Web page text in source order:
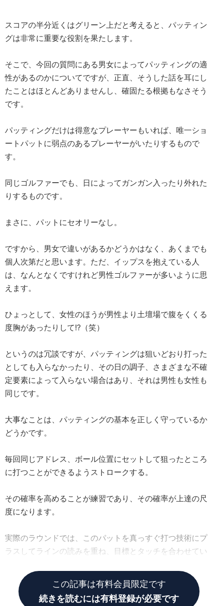
スコアの半分近くはグリーン上だと考えると、パッティン
グは非常に重要な役割を果たします。
そこで、今回の質問にある男女によってパッティングの適
性があるのかについてですが、正直、そうした話を耳にし
たことはほとんどありませんし、確固たる根拠もなさそう
です。
パッティングだけは得意なプレーヤーもいれば、唯一ショ
ートパットに弱点のあるプレーヤーがいたりするもので
す。
同じゴルファーでも、日によってガンガン入ったり外れた
りするものです。
まさに、パットにセオリーなし。
ですから、男女で違いがあるかどうかはなく、あくまでも
個人次第だと思います。ただ、イップスを抱えている人
は、なんとなくですけれど男性ゴルファーが多いように思
えます。
ひょっとして、女性のほうが男性より土壇場で腹をくくる
度胸があったりして!?（笑）
というのは冗談ですが、パッティングは狙いどおり打った
としても入らなかったり、その日の調子、さまざまな不確
定要素によって入らない場合はあり、それは男性も女性も
同じです。
大事なことは、パッティングの基本を正しく守っているか
どうかです。
毎回同じアドレス、ボール位置にセットして狙ったところ
に打つことができるようストロークする。
その確率を高めることが練習であり、その確率が上達の尺
度になります。
実際のラウンドでは、このパットを真っすぐ打つ技術にプ
ラスしてラインの読みを重ね、目標とタッチを合わせてい
この記事は有料会員限定です
続きを読むには有料登録が必要です